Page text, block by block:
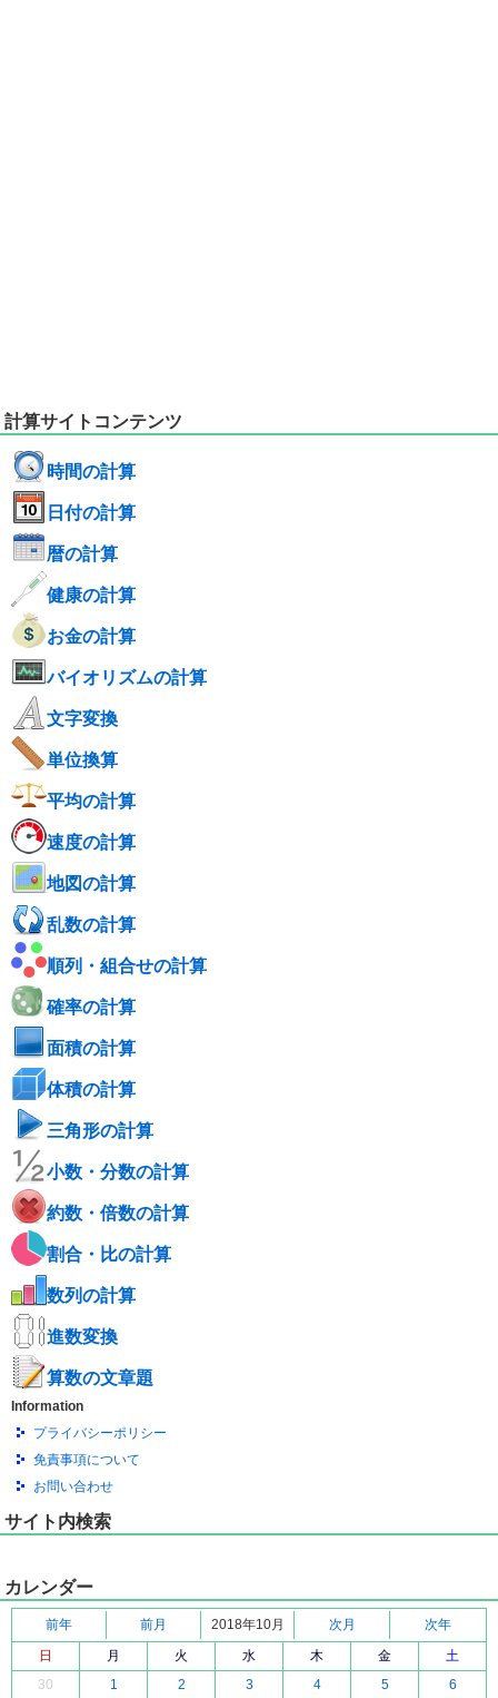
計算サイトコンテンツ
時間の計算
日付の計算
暦の計算
健康の計算
お金の計算
バイオリズムの計算
文字変換
単位換算
平均の計算
速度の計算
地図の計算
乱数の計算
順列・組合せの計算
確率の計算
面積の計算
体積の計算
三角形の計算
小数・分数の計算
約数・倍数の計算
割合・比の計算
数列の計算
進数変換
算数の文章題
Information
プライバシーポリシー
免責事項について
お問い合わせ
サイト内検索
カレンダー
前年 前月 2018年10月 次月
次年
日
月 火 水 木 金
土
30
1 2 3 4 5 6